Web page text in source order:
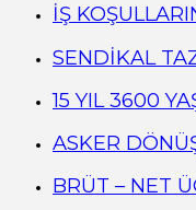
İŞ
SENDİKAL
15 YIL 3600
ASKER
BRÜT – NET